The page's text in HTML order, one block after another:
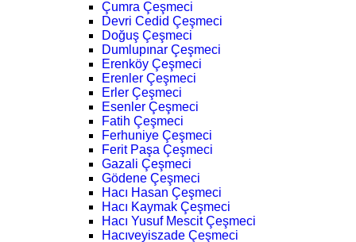
Çumra Çeşmeci
Devri Cedid Çeşmeci
Doğuş Çeşmeci
Dumlupınar Çeşmeci
Erenköy Çeşmeci
Erenler Çeşmeci
Erler Çeşmeci
Esenler Çeşmeci
Fatih Çeşmeci
Ferhuniye Çeşmeci
Ferit Paşa Çeşmeci
Gazali Çeşmeci
Gödene Çeşmeci
Hacı Hasan Çeşmeci
Hacı Kaymak Çeşmeci
Hacı Yusuf Mescit Çeşmeci
Hacıveyiszade Çeşmeci